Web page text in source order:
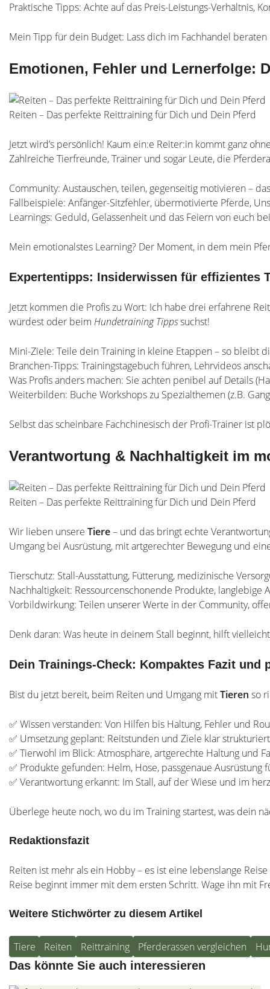
Praktische Tipps: Achte auf das Preis-Leistungs-Verhältnis,
Mein Tipp für dein Budget: Lass dich im Fachhandel
Emotionen, Fehler und Lernerfolge:
Reiten – Das perfekte Reittraining für Dich und Dein Pferd
Jetzt wird’s persönlich! Kaum ein:e Reiter:in kommt ganz
Zahlreiche Tierfreunde, Trainer und sogar Leute, die
Community: Austauschen, teilen, gegenseitig motivieren –
Fallbeispiele: Anfänger-Sitzfehler, übermotivierte Pferde,
Learnings: Geduld, Gelassenheit und das Feiern von euch
Mein emotionalstes Learning? Der Moment, in dem mein
Expertentipps: Insiderwissen für effizientes
Jetzt kommen die Profis zu Wort: Ich habe drei erfahrene
würdest oder beim Hundetraining Tippssuchst!
Mini-Ziele: Teile dein Training in kleine Etappen – so bleibt
Branchen-Tipps: Trainingstagebuch führen, Lehrvideos
Was Profis anders machen: Sie achten penibel auf Details
Weiterbilden: Buche Workshops zu Spezialthemen (z.B.
Selbst das scheinbare Fachchinesisch der Profi-Trainer ist
Verantwortung & Nachhaltigkeit im
Reiten – Das perfekte Reittraining für Dich und Dein Pferd
Wir lieben unsere Tiere– und das bringt echte
Umgang bei Ausrüstung, mit artgerechter Bewegung und
Tierschutz: Stall-Ausstattung, Fütterung, medizinische
Nachhaltigkeit: Ressourcenschonende Produkte, langlebige
Vorbildwirkung: Teilen unserer Werte in der Community,
Denk daran: Was heute in deinem Stall beginnt, hilft
Dein Trainings-Check: Kompaktes Fazit und
Bist du jetzt bereit, beim Reiten und Umgang mitTieren so
✅ Wissen verstanden: Von Hilfen bis Haltung, Fehler und
✅ Umsetzung geplant: Reitstunden und Ziele klar
✅ Tierwohl im Blick: Atmosphäre, artgerechte Haltung und
✅ Produkte gefunden: Helm, Hose, passgenaue
✅ Verantwortung erkannt: Im Stall, auf der Wiese und im
Überlege heute noch, wo du im Training startest, was dein
Redaktionsfazit
Reiten ist mehr als ein Hobby – es ist eine lebenslange
Reise beginnt immer mit dem ersten Schritt. Wage ihn mit
Weitere Stichwörter zu diesem Artikel
Tiere Reiten Reittraining Pferderassen vergleichen
Das könnte Sie auch interessieren